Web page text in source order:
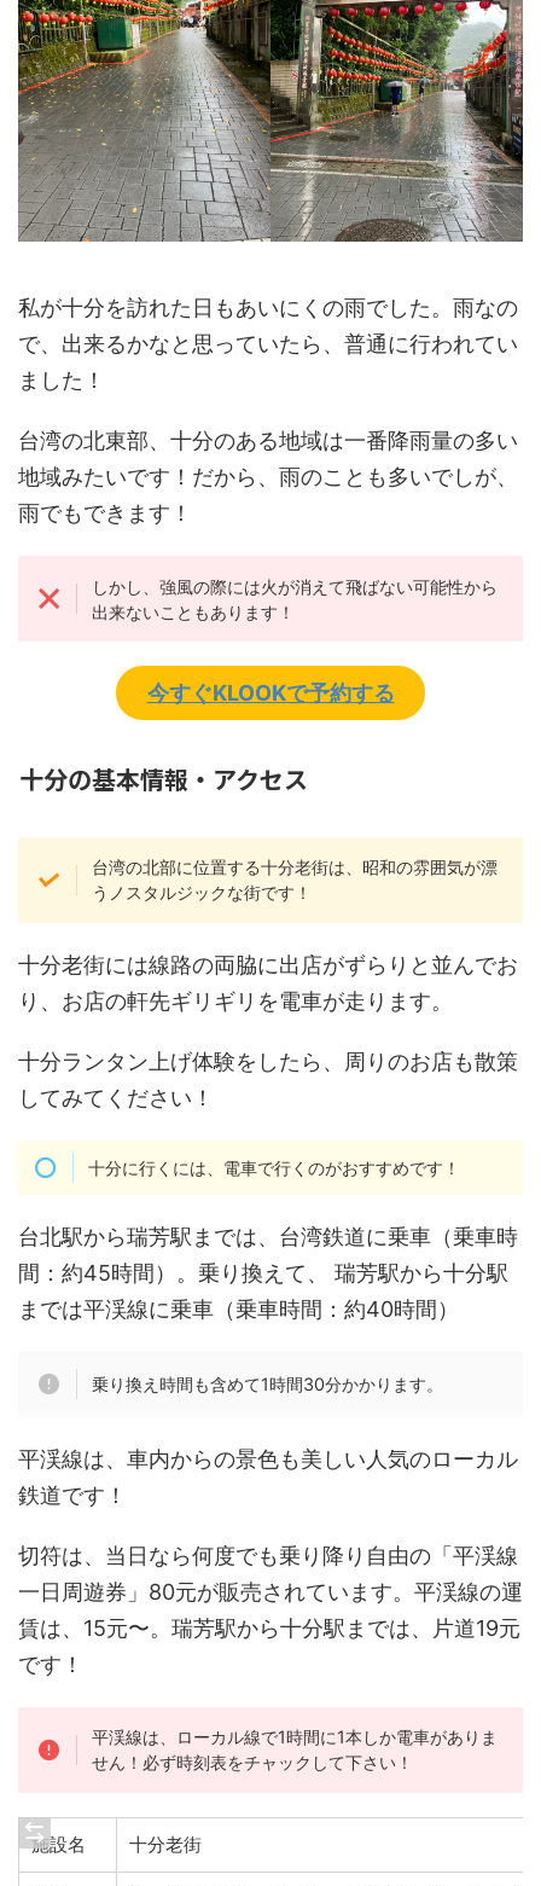
私が十分を訪れた日もあいにくの雨でした。雨なの
で、出来るかなと思っていたら、普通に行われてい
ました！
台湾の北東部、十分のある地域は一番降雨量の多い
地域みたいです！だから、雨のことも多いでしが、
雨でもできます！
しかし、強風の際には火が消えて飛ばない可能性から
出来ないこともあります！
今すぐKLOOKで予約する
十分の基本情報・アクセス
台湾の北部に位置する十分老街は、昭和の雰囲気が漂
うノスタルジックな街です！
十分老街には線路の両脇に出店がずらりと並んでお
り、お店の軒先ギリギリを電車が走ります。
十分ランタン上げ体験をしたら、周りのお店も散策
してみてください！
十分に行くには、電車で行くのがおすすめです！
台北駅から瑞芳駅までは、台湾鉄道に乗車（乗車時
間：約45時間）。乗り換えて、 瑞芳駅から十分駅
までは平渓線に乗車（乗車時間：約40時間）
乗り換え時間も含めて1時間30分かかります。
平渓線は、車内からの景色も美しい人気のローカル
鉄道です！
切符は、当日なら何度でも乗り降り自由の「平渓線
一日周遊券」80元が販売されています。平渓線の運
賃は、15元〜。瑞芳駅から十分駅までは、片道19元
です！
平渓線は、ローカル線で1時間に1本しか電車がありま
せん！必ず時刻表をチャックして下さい！
施設名 十分老街